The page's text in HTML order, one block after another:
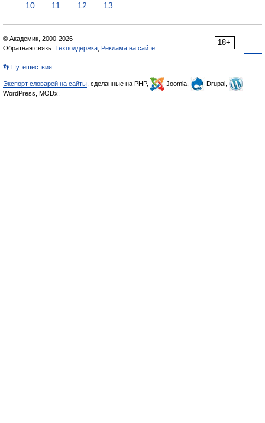
10
11 12 13
18+
© Академик, 2000-2026
Обратная связь: Техподдержка Реклама на сайте
👣 Путешествия
Экспорт словарей на сайты , сделанные на PHP, Joomla,
Drupal,
WordPress, MODx.